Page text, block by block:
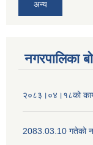
अन्य
नगरपालिका
२०८३।०४।१८को
2083.03.10 गतेको